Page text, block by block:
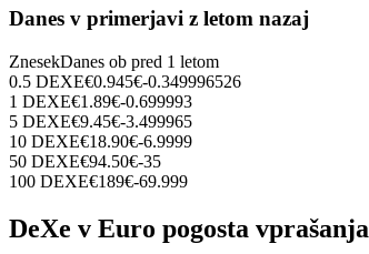
Danes v primerjavi z letom nazaj
ZnesekDanes ob pred 1 letom
0.5 DEXE€0.945€-0.349996526
1 DEXE€1.89€-0.699993
5 DEXE€9.45€-3.499965
10 DEXE€18.90€-6.9999
50 DEXE€94.50€-35
100 DEXE€189€-69.999
DeXe v Euro pogosta vprašanja